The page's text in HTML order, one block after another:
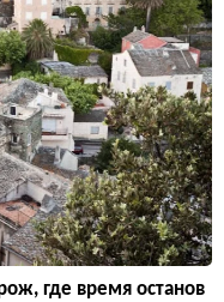
где время останов